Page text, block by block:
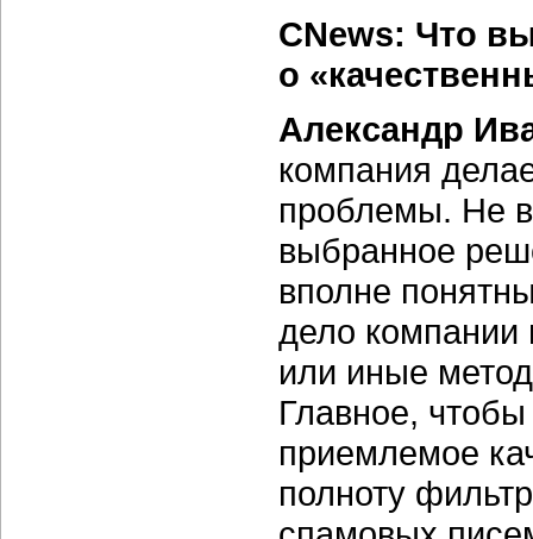
CNews: Что
о
Александр
компания
проблемы. Не
выбранное
вполне
дело компании
или иные
Главное,
приемлемое
полноту